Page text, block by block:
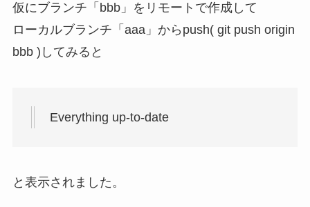
仮にブランチ「bbb」をリモートで作成して
ローカルブランチ「aaa」からpush( git push origin
bbb )してみると
Everything up-to-date
と表示されました。